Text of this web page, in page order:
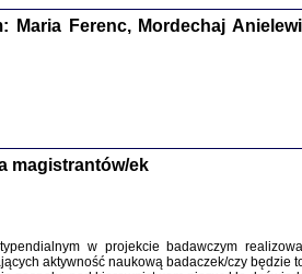
Pisma Kopla i Mirki Piżyców o
Warszawie
Maria Ferenc, Mordechaj
magistrantów/ek
w projekcie badawczym
aktywność naukową badaczek/czy będzie